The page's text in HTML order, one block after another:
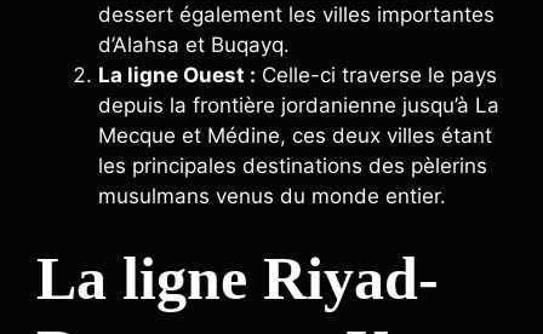
dessert également les villes importantes
d’Alahsa et Buqayq.
La ligne Ouest : Celle-ci traverse le pays
depuis la frontière jordanienne jusqu’à La
Mecque et Médine, ces deux villes étant
les principales destinations des pèlerins
musulmans venus du monde entier.
La ligne Riyad-